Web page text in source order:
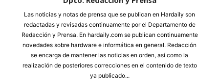
Las noticias y notas de prensa que se publican en Hardaily son
redactadas y revisadas continuamente por el Departamento de
Redacción y Prensa. En hardaily.com se publican continuamente
novedades sobre hardware e informática en general. Redacción
se encarga de mantener las noticias en orden, así como la
realización de posteriores correcciones en el contenido de texto
ya publicado...